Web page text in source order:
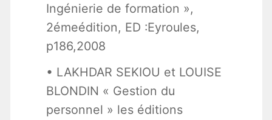
Ingénierie de formation »,
2émeédition, ED :Eyroules,
p186,2008
• LAKHDAR SEKIOU et LOUISE
BLONDIN « Gestion du
personnel » les éditions